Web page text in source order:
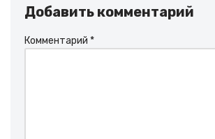
Добавить комментарий
Комментарий *